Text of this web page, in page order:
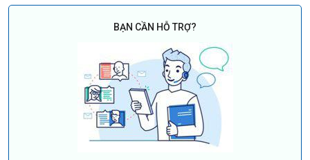
BẠN CẦN HỖ TRỢ?